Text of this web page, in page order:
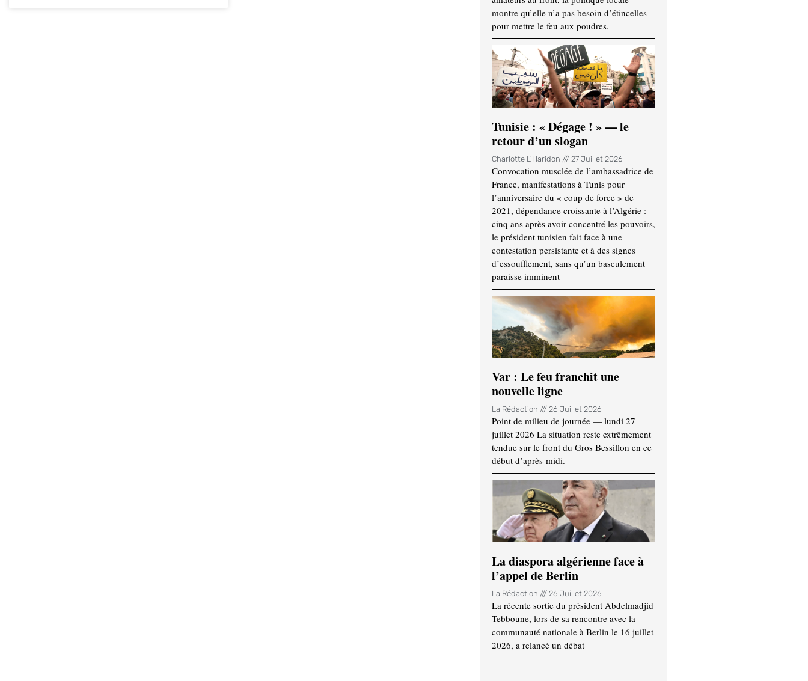
montre qu’elle n’a pas besoin d’étincelles
pour mettre le feu aux poudres.
Tunisie : « Dégage ! » — le
retour d’un slogan
Charlotte L'Haridon 27 Juillet 2026
Convocation musclée de l’ambassadrice de
France, manifestations à Tunis pour
l’anniversaire du « coup de force » de
2021, dépendance croissante à l’Algérie :
cinq ans après avoir concentré les pouvoirs,
le président tunisien fait face à une
contestation persistante et à des signes
d’essoufflement, sans qu’un basculement
paraisse imminent
Var : Le feu franchit une
nouvelle ligne
La Rédaction 26 Juillet 2026
Point de milieu de journée — lundi 27
juillet 2026 La situation reste extrêmement
tendue sur le front du Gros Bessillon en ce
début d’après-midi.
La diaspora algérienne face à
l’appel de Berlin
La Rédaction 26 Juillet 2026
La récente sortie du président Abdelmadjid
Tebboune, lors de sa rencontre avec la
communauté nationale à Berlin le 16 juillet
2026, a relancé un débat